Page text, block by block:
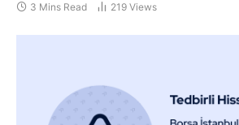
3 Mins Read 219 Views